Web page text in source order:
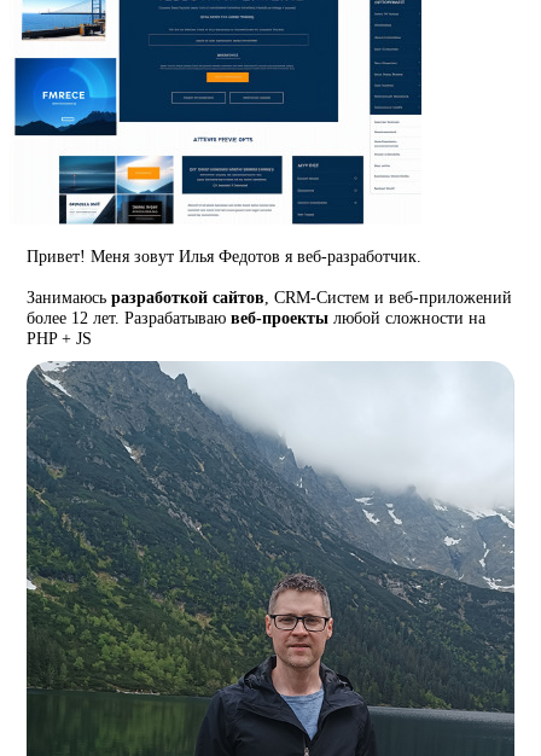
Привет! Меня зовут Илья Федотов я веб-разработчик.
Занимаюсьразработкой сайтов, CRM-Систем и веб-приложений
более 12 лет. Разрабатываювеб-проекты любой сложности на
PHP + JS